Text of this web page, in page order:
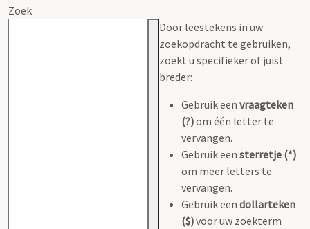
Zoek
Door leestekens in uw
zoekopdracht te gebruiken,
zoekt u specifieker of juist
breder:
Gebruik een vraagteken
(?)om één letter te
vervangen.
Gebruik een sterretje (*)
om meer letters te
vervangen.
Gebruik een dollarteken
($)voor uw zoekterm